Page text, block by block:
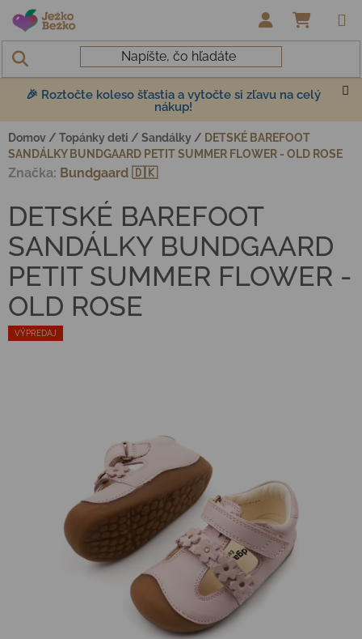
Prejsť na obsah
🎉 Roztočte koleso šťastia a vytočte si zľavu na celý
nákup!
Domov / Topánky deti / Sandálky / DETSKÉ BAREFOOT
SANDÁLKY BUNDGAARD PETIT SUMMER FLOWER - OLD ROSE
VÝPREDAJ
DETSKÉ BAREFOOT
SANDÁLKY BUNDGAARD
PETIT SUMMER FLOWER -
OLD ROSE
Značka: Bundgaard 🇩🇰